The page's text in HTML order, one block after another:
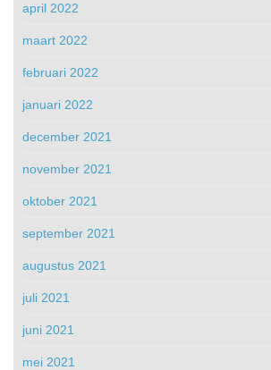
april 2022
maart 2022
februari 2022
januari 2022
december 2021
november 2021
oktober 2021
september 2021
augustus 2021
juli 2021
juni 2021
mei 2021